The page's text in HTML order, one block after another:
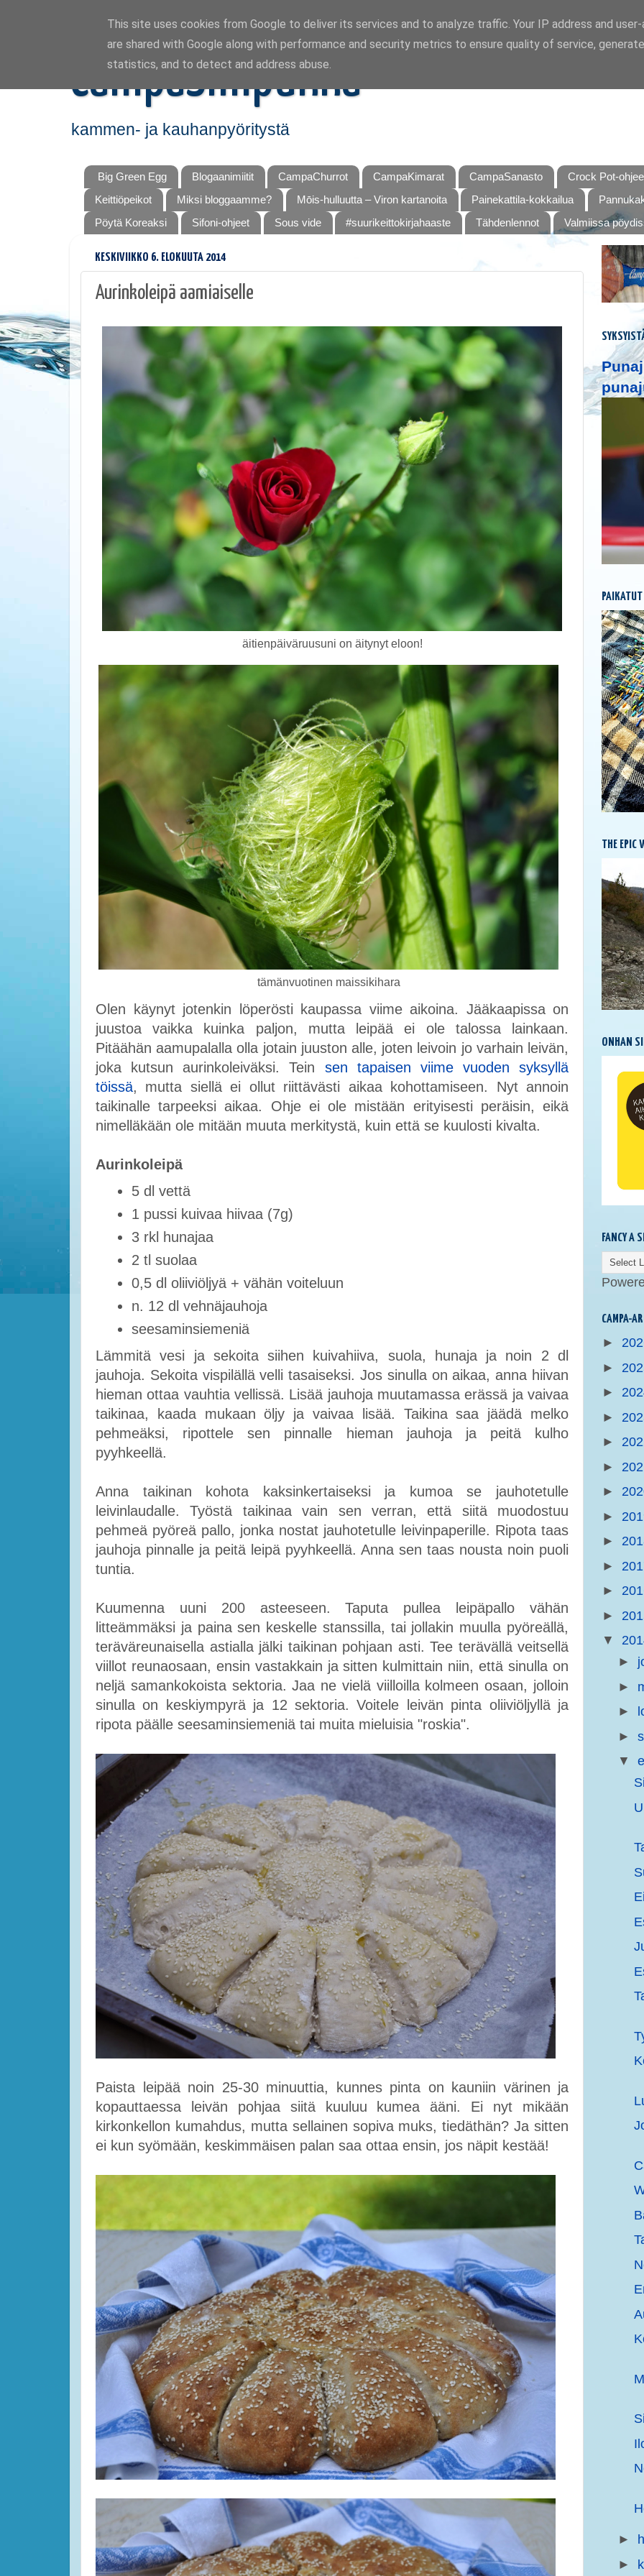
CampaSimpukka
kammen- ja kauhanpyöritystä
Big Green Egg Blogaanimiitit CampaChurrot CampaKimarat CampaSanasto
Crock Pot-
Keittiöpeikot
Miksi bloggaamme? Mōis-hulluutta – Viron kartanoita Painekattila-kokkailua
Pöytä Koreaksi
Sifoni-ohjeet Sous vide #suurikeittokirjahaaste Tähdenlennot Valmiissa
KESKIVIIKKO 6. ELOKUUTA 2014
Aurinkoleipä aamiaiselle
äitienpäiväruusuni on äitynyt eloon!
tämänvuotinen maissikihara
Olen käynyt jotenkin löperösti kaupassa viime aikoina. Jääkaapissa on
juustoa vaikka kuinka paljon, mutta leipää ei ole talossa lainkaan.
Pitäähän aamupalalla olla jotain juuston alle, joten leivoin jo varhain leivän,
joka kutsun aurinkoleiväksi. Tein sen tapaisen viime vuoden syksyllä
töissä, mutta siellä ei ollut riittävästi aikaa kohottamiseen. Nyt annoin
taikinalle tarpeeksi aikaa. Ohje ei ole mistään erityisesti peräisin, eikä
nimelläkään ole mitään muuta merkitystä, kuin että se kuulosti kivalta.
Aurinkoleipä
5 dl vettä
1 pussi kuivaa hiivaa (7g)
3 rkl hunajaa
2 tl suolaa
0,5 dl oliiviöljyä + vähän voiteluun
n. 12 dl vehnäjauhoja
seesaminsiemeniä
Lämmitä vesi ja sekoita siihen kuivahiiva, suola, hunaja ja noin 2 dl
jauhoja. Sekoita vispilällä velli tasaiseksi. Jos sinulla on aikaa, anna hiivan
hieman ottaa vauhtia vellissä. Lisää jauhoja muutamassa erässä ja vaivaa
taikinaa, kaada mukaan öljy ja vaivaa lisää. Taikina saa jäädä melko
pehmeäksi, ripottele sen pinnalle hieman jauhoja ja peitä kulho
pyyhkeellä.
Anna taikinan kohota kaksinkertaiseksi ja kumoa se jauhotetulle
leivinlaudalle. Työstä taikinaa vain sen verran, että siitä muodostuu
pehmeä pyöreä pallo, jonka nostat jauhotetulle leivinpaperille. Ripota taas
jauhoja pinnalle ja peitä leipä pyyhkeellä. Anna sen taas nousta noin puoli
tuntia.
Kuumenna uuni 200 asteeseen. Taputa pullea leipäpallo vähän
litteämmäksi ja paina sen keskelle stanssilla, tai jollakin muulla pyöreällä,
teräväreunaisella astialla jälki taikinan pohjaan asti. Tee terävällä veitsellä
viillot reunaosaan, ensin vastakkain ja sitten kulmittain niin, että sinulla on
neljä samankokoista sektoria. Jaa ne vielä viilloilla kolmeen osaan, jolloin
sinulla on keskiympyrä ja 12 sektoria. Voitele leivän pinta oliiviöljyllä ja
ripota päälle seesaminsiemeniä tai muita mieluisia "roskia".
Paista leipää noin 25-30 minuuttia, kunnes pinta on kauniin värinen ja
kopauttaessa leivän pohjaa siitä kuuluu kumea ääni. Ei nyt mikään
kirkonkellon kumahdus, mutta sellainen sopiva muks, tiedäthän? Ja sitten
ei kun syömään, keskimmäisen palan saa ottaa ensin, jos näpit kestää!
THE EPIC
ONHAN
FANCY A
CAMPA-
►
►
►
►
►
►
►
►
►
►
►
►
▼
►
►
►
►
▼
►
►
This site uses cookies from Google to deliver its services and to analyze traffic. Your IP address and
are shared with Google along with performance and security metrics to ensure quality of service,
statistics, and to detect and address abuse.